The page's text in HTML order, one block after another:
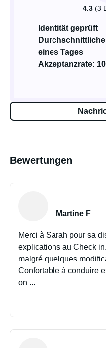
4.3 (3
Identität geprüft
eines Tages
Akzeptanzrate:
Bewertungen
Martine F
Merci à Sarah pour sa
explications au Check
malgré quelques
Confortable à conduire
on ...